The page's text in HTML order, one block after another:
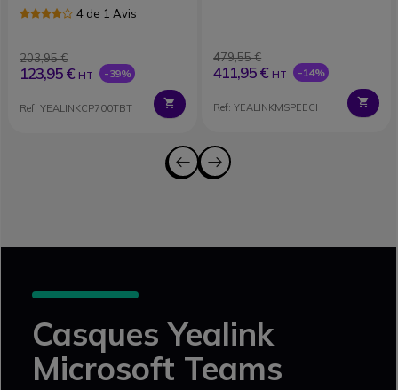
4 de 1 Avis
203,95 €
123,95 € HT -39%
Ref: YEALINKCP700TBT
479,55 €
411,95 € HT -14%
Ref: YEALINKMSPEECH
Casques Yealink
Microsoft Teams